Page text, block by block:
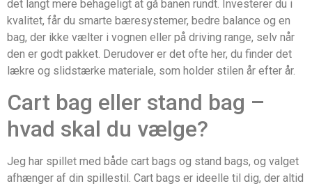
det langt mere behageligt at gå banen rundt. Investerer du i
kvalitet, får du smarte bæresystemer, bedre balance og en
bag, der ikke vælter i vognen eller på driving range, selv når
den er godt pakket. Derudover er det ofte her, du finder det
lækre og slidstærke materiale, som holder stilen år efter år.
Cart bag eller stand bag –
hvad skal du vælge?
Jeg har spillet med både cart bags og stand bags, og valget
afhænger af din spillestil. Cart bags er ideelle til dig, der altid